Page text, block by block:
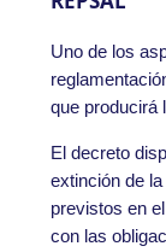
Uno de los
que producirá
El decreto
extinción de
previstos en
con las